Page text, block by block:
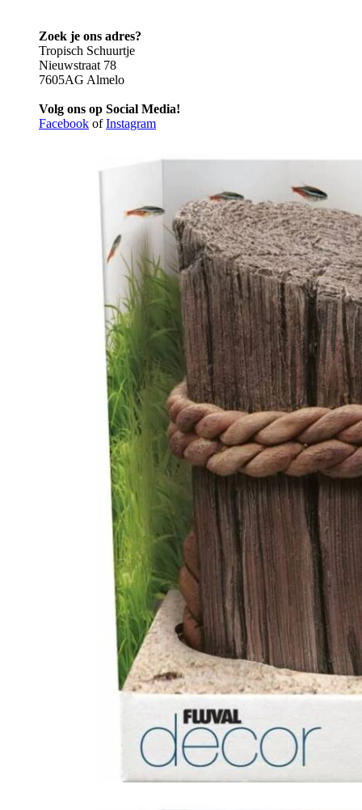
Zoek je ons adres?
Tropisch Schuurtje
Nieuwstraat 78
7605AG Almelo
Volg ons op Social Media!
Facebook ofInstagram